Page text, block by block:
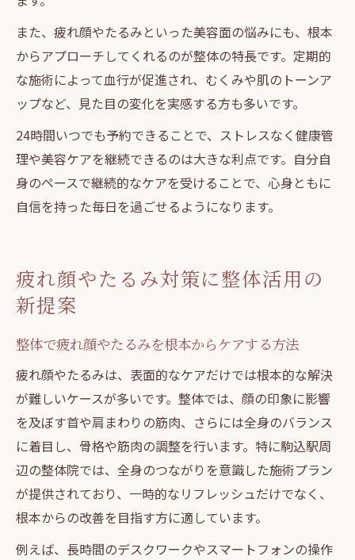
また、疲れ顔やたるみといった美容面の悩みにも、根本
からアプローチしてくれるのが整体の特長です。定期的
な施術によって血行が促進され、むくみや肌のトーンア
ップなど、見た目の変化を実感する方も多いです。
24時間いつでも予約できることで、ストレスなく健康管
理や美容ケアを継続できるのは大きな利点です。自分自
身のペースで継続的なケアを受けることで、心身ともに
自信を持った毎日を過ごせるようになります。
疲れ顔やたるみ対策に整体活用の
新提案
整体で疲れ顔やたるみを根本からケアする方法
疲れ顔やたるみは、表面的なケアだけでは根本的な解決
が難しいケースが多いです。整体では、顔の印象に影響
を及ぼす首や肩まわりの筋肉、さらには全身のバランス
に着目し、骨格や筋肉の調整を行います。特に駒込駅周
辺の整体院では、全身のつながりを意識した施術プラン
が提供されており、一時的なリフレッシュだけでなく、
根本からの改善を目指す方に適しています。
例えば、長時間のデスクワークやスマートフォンの操作